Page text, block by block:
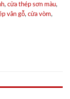
, cửa thép sơn màu,
vân gỗ, cửa vòm,